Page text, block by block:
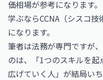
価相場が参考になります
学ぶならCCNA（シスコ技
になります。
筆者は法務が専門ですが
のは、「1つのスキルを
広げていく人」が結局い